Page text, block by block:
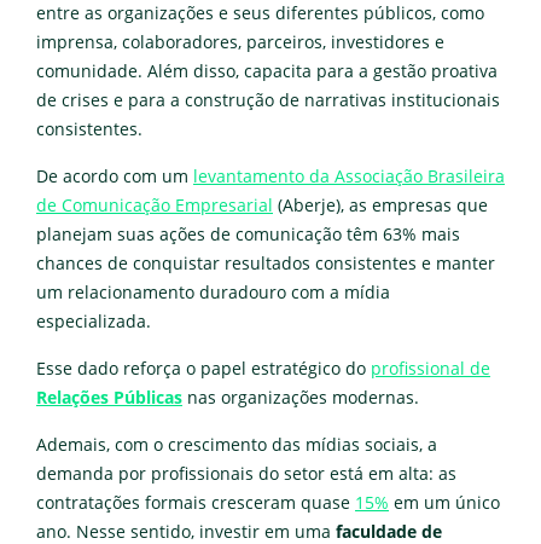
entre as organizações e seus diferentes públicos, como
imprensa, colaboradores, parceiros, investidores e
comunidade. Além disso, capacita para a gestão proativa
de crises e para a construção de narrativas institucionais
consistentes.
De acordo com um levantamento da Associação Brasileira
de Comunicação Empresarial (Aberje), as empresas que
planejam suas ações de comunicação têm 63% mais
chances de conquistar resultados consistentes e manter
um relacionamento duradouro com a mídia
especializada.
Esse dado reforça o papel estratégico do profissional de
Relações Públicas nas organizações modernas.
Ademais, com o crescimento das mídias sociais, a
demanda por profissionais do setor está em alta: as
contratações formais cresceram quase 15% em um único
ano. Nesse sentido, investir em uma faculdade de